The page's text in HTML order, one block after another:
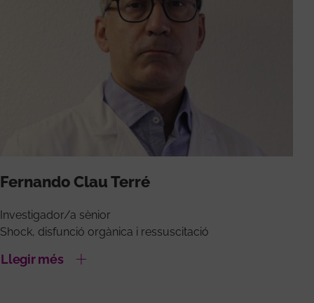
Fernando Clau Terré
Investigador/a sènior
Shock, disfunció orgànica i ressuscitació
Llegir més